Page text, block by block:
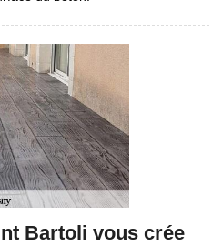
Bartoli vous crée